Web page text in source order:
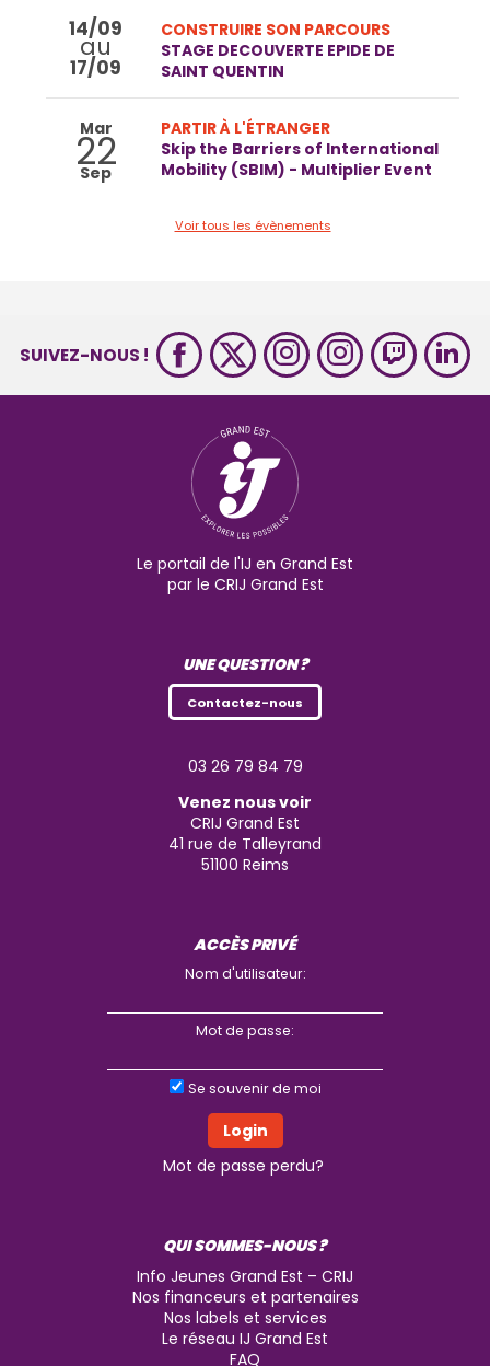
14/09
au
17/09
CONSTRUIRE SON PARCOURS
STAGE DECOUVERTE EPIDE DE
SAINT QUENTIN
Mar
22
Sep
PARTIR À L'ÉTRANGER
Skip the Barriers of International
Mobility (SBIM) - Multiplier Event
Voir tous les évènements
SUIVEZ-NOUS !
Le portail de l'IJ en Grand Est
par le CRIJ Grand Est
UNE QUESTION ?
Contactez-nous
03 26 79 84 79
Venez nous voir
CRIJ Grand Est
41 rue de Talleyrand
51100 Reims
ACCÈS PRIVÉ
Nom d'utilisateur:
Mot de passe:
Se souvenir de moi
Mot de passe perdu?
QUI SOMMES-NOUS ?
Info Jeunes Grand Est – CRIJ
Nos financeurs et partenaires
Nos labels et services
Le réseau IJ Grand Est
FAQ